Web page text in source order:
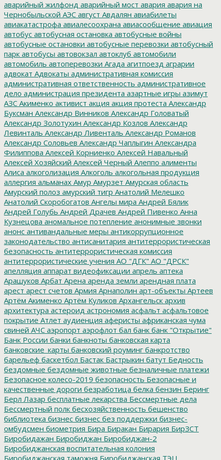
аварийный жилфонд аварийный мост авария авария на
Чернобыльской АЭС август Авдалян авиабилеты
авиакатастрофа авиалесоохрана авиасообщение авиация
автобус автобусная остановка автобусные войны
автобусные остановки автобусные перевозки автобусный
парк автобусы автовокзал автоклуб автомобили
автомобиль автоперевозки Агада агитпоезд аграрии
адвокат Адвокаты административная комиссия
административная ответственность административное
дело администрация президента азартные игры азимут
АЗС Акименко активист акция акция протеста Александр
Буксман Александр Винников Александр Головатый
Александр Золотухин Александр Козлов Александр
Левинталь Александр Ливенталь Александр Романов
Александр Соловьев Александр Чаплыгин Александра
Филиппова Алексей Корниенко Алексей Навальный
Алексей Хозяйский Алексей Черный Алеппо алименты
Алиса алкоголизация Алкоголь алкогольная продукция
аллергия альманах Амур Амурзет Амурская область
Амурский полоз амурский тигр Анатолий Мелешко
Анатолий Скоробогатов Ангелы мира Андрей Бялик
Андрей Голубь Андрей Драчев Андрей Пивенко Анна
Кузнецова аномальное потепление анонимные звонки
анонс антивандальные меры антикоррупционное
законодательство антисанитария антитеррористическая
безопасность антитеррористическая комиссия
антитеррористические учения АО "ДГК" АО "ДРСК"
апелляция аппарат видеофиксации апрель аптека
Арашуков Арбат Арена аренда земли арендная плата
арест арест счетов Армия Арнаполин арт-объекты Артеев
Артём Акименко Артём Куликов Архангельск архив
архитектура астероид астрономия асфальт асфальтовое
покрытие Атлет аудиенция аферисты африканская чума
свиней АЧС аэропорт аэрофлот бал банк банк "Открытие"
Банк России банки банкноты банковская карта
банковские_карты банковский роуминг банкротство
барельеф баскетбол Бастак Бастрыкин батут Бедность
бездомные бездомные животные безналичные платежи
Безопасное колесо-2019 безопасность Безопасные и
качественные дороги безработица белка бензин Беринг
Берл Лазар бесплатные лекарства Бессмертные дела
Бессмертный полк бесхозяйственность бешенство
библиотека бизнес бизнес без поддержки бизнес-
омбудсмен биометрия Бира Биракан Бирария БирЗСТ
Биробидажан Биробиджан Биробиджан-2
Биробиджанская воспитательная колония
Биробиджанская таможня Биробиджанская ТЭЦ